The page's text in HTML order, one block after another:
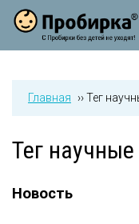
Jump to navigation
Главная ››Тег
Тег
Новость